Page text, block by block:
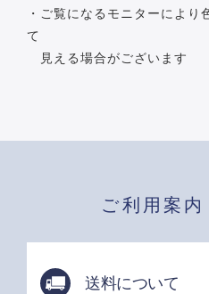
・ご覧になるモニターにより
て
見える場合がございます
ご利用案内
送料について